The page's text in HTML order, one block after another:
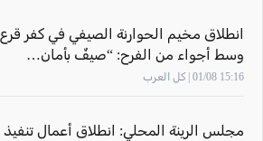
انطلاق مخيم الحوارنة الصيفي في كفر قرع
وسط أجواء من الفرح: “صيفٌ بأمان…
وهويتنا عنوان"
15:16 01/08 | كل العرب
مجلس الرينة المحلي: انطلاق أعمال تنفيذ